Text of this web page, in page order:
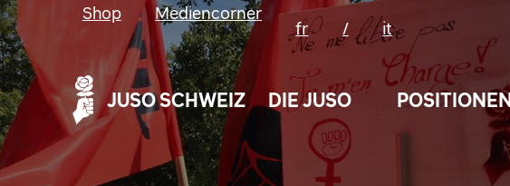
JUSO SCHWEIZ DIE JUSO POSITIONEN
Shop
Mediencorner
fr
/ it